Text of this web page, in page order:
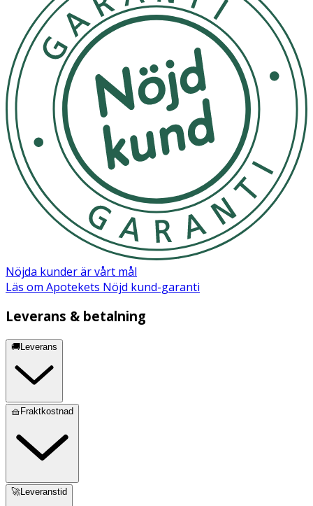
Nöjda kunder är vårt mål
Läs om Apotekets Nöjd kund-garanti
Leverans & betalning
🚚Leverans
🧺Fraktkostnad
🚀Leveranstid